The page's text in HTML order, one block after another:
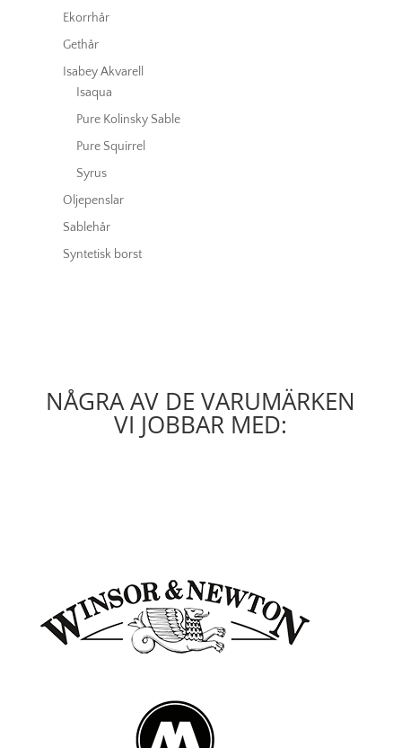
Ekorrhår
Gethår
Isabey Akvarell
Isaqua
Pure Kolinsky Sable
Pure Squirrel
Syrus
Oljepenslar
Sablehår
Syntetisk borst
NÅGRA AV DE VARUMÄRKEN
VI JOBBAR MED: